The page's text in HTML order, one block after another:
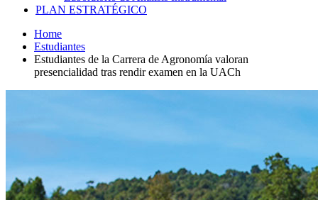
PLAN ESTRATÉGICO
Home
Estudiantes
Estudiantes de la Carrera de Agronomía valoran
presencialidad tras rendir examen en la UACh